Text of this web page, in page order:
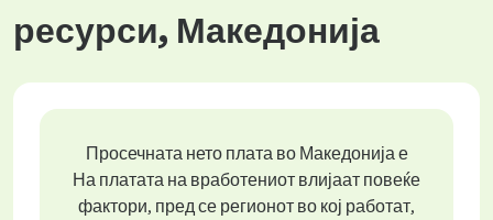
ресурси, Македонија
Просечната нето плата во Македонија е
На платата на вработениот влијаат повеќе
фактори, пред се регионот во кој работат,